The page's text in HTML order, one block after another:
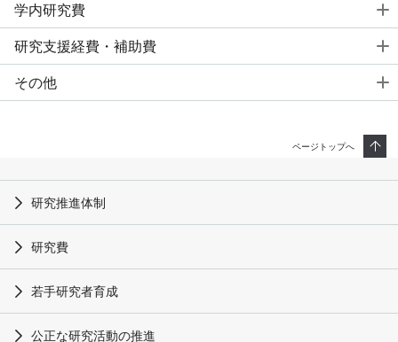
学内研究費
個人研究費
フラッグシップ研究プログラム
戦略的研究拠点形成支援経費（基盤形成型）
緊急支援研究費
【～2023年度採択課題】研究拠点形成支援経費
【～2023年度採択課題】教育研究高度化促進費
研究支援経費・補助費
論文掲載公開料（APC）支援経費
その他
産休／育休予定の先生方へ
ページトップへ
研究推進体制
研究費
若手研究者育成
公正な研究活動の推進